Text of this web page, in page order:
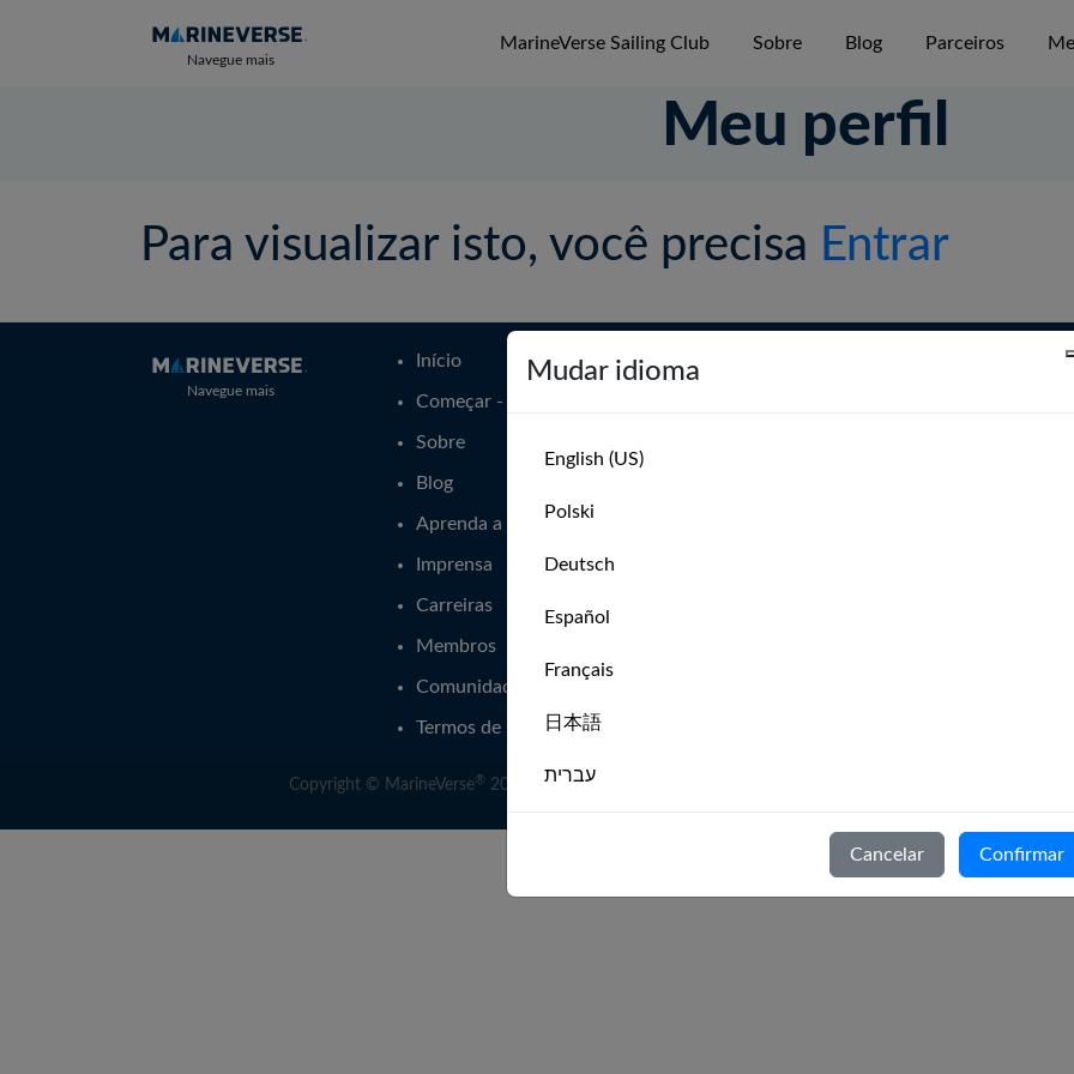
Navegue mais
MarineVerse Sailing Club Sobre Blog Parceiros
Meu perfil
Para visualizar isto, você precisa Entrar
Navegue mais
Início
Começar - Formas de Velejar
Sobre
Blog
Aprenda a velejar
Imprensa
Carreiras
Membros
Comunidade
Termos de Serviço
Copyright © MarineVerse ®2016- 2026. All Rights Reserved. MarineVerse™ is a trademark of Virtual
Mudar idioma
English (US)
Polski
Deutsch
Español
Français
日本語
עברית
Cancelar Confirmar